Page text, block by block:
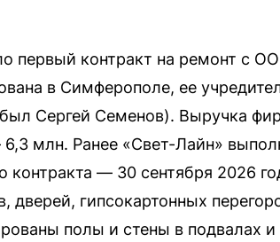
первый контракт на ремонт с
в Симферополе, ее
Сергей Семенов). Выручка
млн. Ранее «Свет-Лайн»
контракта — 30 сентября 2026
гипсокартонных
полы и стены в подвалах